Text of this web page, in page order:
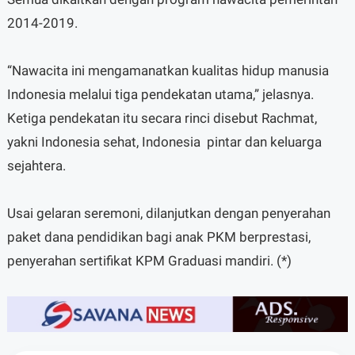
2014-2019.
“Nawacita ini mengamanatkan kualitas hidup manusia
Indonesia melalui tiga pendekatan utama,” jelasnya.
Ketiga pendekatan itu secara rinci disebut Rachmat,
yakni Indonesia sehat, Indonesia pintar dan keluarga
sejahtera.
Usai gelaran seremoni, dilanjutkan dengan penyerahan
paket dana pendidikan bagi anak PKM berprestasi,
penyerahan sertifikat KPM Graduasi mandiri. (*)